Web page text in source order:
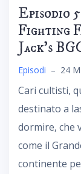
Episodio
Fighting
Jack’s
Episodi – 24
Cari cultisti,
destinato a
dormire, che
come il
continente